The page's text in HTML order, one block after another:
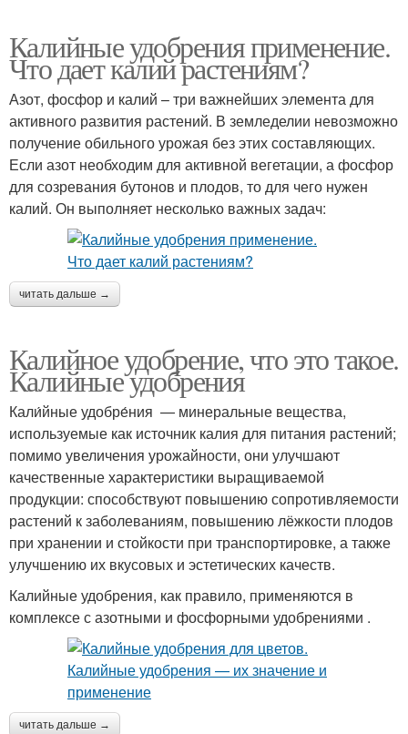
Калийные удобрения применение.
Что дает калий растениям?
Азот, фосфор и калий – три важнейших элемента для
активного развития растений. В земледелии невозможно
получение обильного урожая без этих составляющих.
Если азот необходим для активной вегетации, а фосфор
для созревания бутонов и плодов, то для чего нужен
калий. Он выполняет несколько важных задач:
читать дальше →
Калийное удобрение, что это такое.
Калийные удобрения
Кали́йные удобре́ния — минеральные вещества,
используемые как источник калия для питания растений;
помимо увеличения урожайности, они улучшают
качественные характеристики выращиваемой
продукции: способствуют повышению сопротивляемости
растений к заболеваниям, повышению лёжкости плодов
при хранении и стойкости при транспортировке, а также
улучшению их вкусовых и эстетических качеств.
Калийные удобрения, как правило, применяются в
комплексе с азотными и фосфорными удобрениями .
читать дальше →